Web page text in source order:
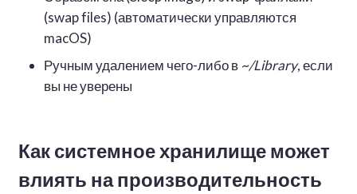
(swap files) (автоматически управляются
macOS)
Ручным удалением чего-либо в ~/Library, если
вы не уверены
Как системное хранилище может
влиять на производительность